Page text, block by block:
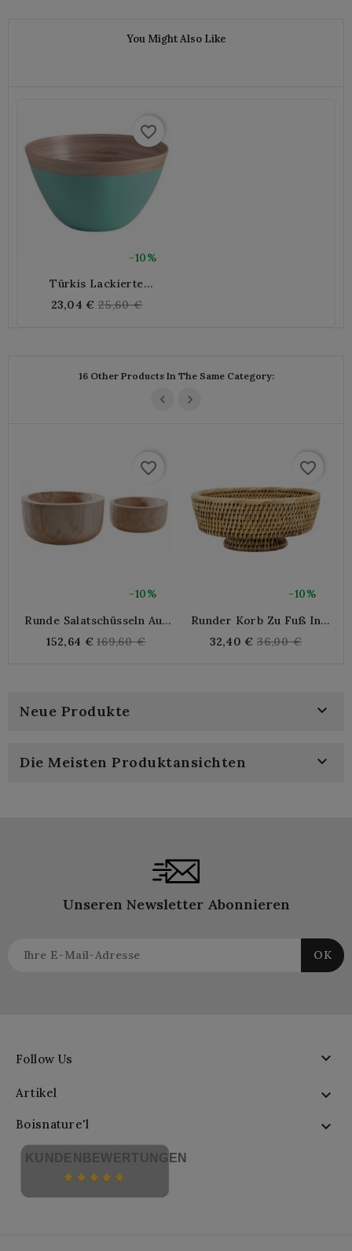
You Might Also Like
-10%
favorite_border
Türkis Lackierte
23,04 € Regular
25,60 €
16 Other Products In The Same Category:
-10%
favorite_border
Runde Salatschüsseln Aus
152,64 € Regular
169,60 €
-10%
favorite_border
Runder Korb Zu Fuß In
Obstkorb Design |
32,40 € Regular
36,00 €
Neue Produkte 
Die Meisten Produktansichten 
Unseren Newsletter Abonnieren
Follow Us 
Artikel 
Boisnature'l 
KUNDENBEWERTUNGEN